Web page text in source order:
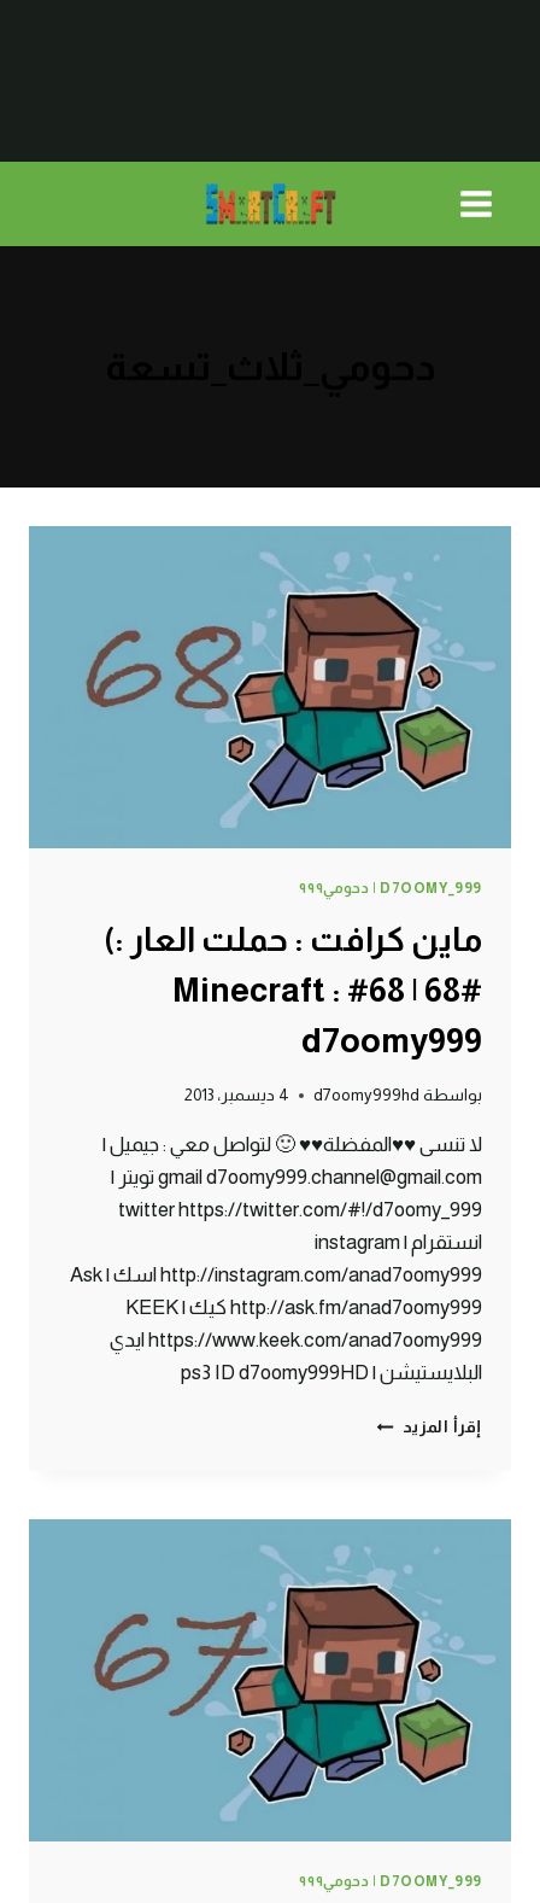
D7OOMY_999 | دحومي٩٩٩
ماين كرافت : حملت العار :)
#68 | 68# Minecraft :
d7oomy999
بواسطة d7oomy999hd 4 ديسمبر، 2013
لا تنسى ♥♥المفضلة♥♥ 🙂 لتواصل معي : جيميل |
gmail d7oomy999.channel@gmail.com تويتر |
twitter https://twitter.com/#!/d7oomy_999
انستقرام | instagram
http://instagram.com/anad7oomy999 اسك | Ask
http://ask.fm/anad7oomy999 كيك | KEEK
https://www.keek.com/anad7oomy999 ايدي
البلايستيشن | ps3 ID d7oomy999HD
إقرأ المزيد ماين
العار
#68
|
68#
MINECRAFT
:
D7OOMY999
D7OOMY_999 | دحومي٩٩٩